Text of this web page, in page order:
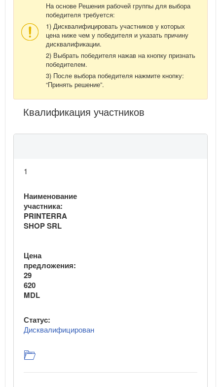
На основе Решения рабочей группы для выбора
победителя требуется:
1) Дисквалифицировать участников у которых
цена ниже чем у победителя и указать причину
дисквалификации.
2) Выбрать победителя нажав на кнопку признать
победителем.
3) После выбора победителя нажмите кнопку:
“Принять решение”.
Квалификация участников
1
Наименование
участника:
PRINTERRA
SHOP SRL
Цена
предложения:
29
620
MDL
Статус:
Дисквалифицирован